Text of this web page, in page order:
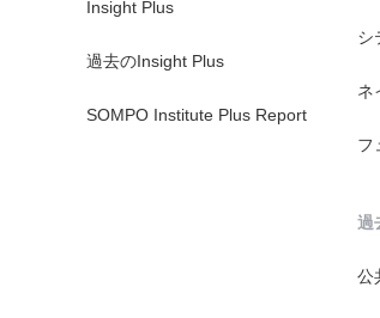
Insight Plus
過去のInsight Plus
SOMPO Institute Plus Report
シ
ネ
フ
過
公